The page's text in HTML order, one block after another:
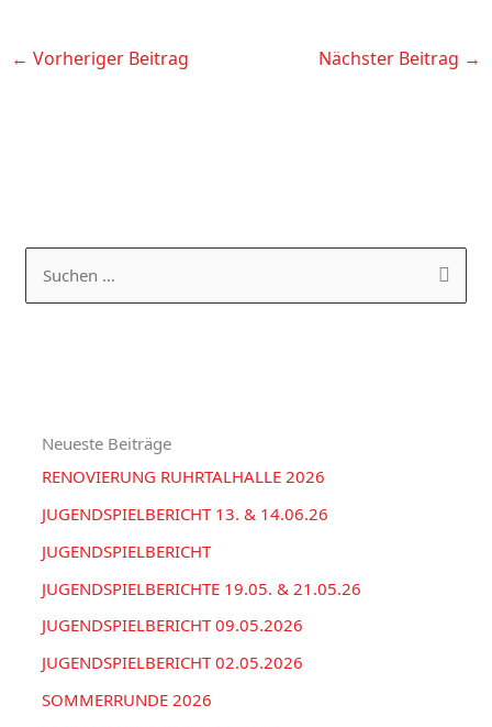
← Vorheriger Beitrag Nächster Beitrag →
Neueste Beiträge
RENOVIERUNG RUHRTALHALLE 2026
JUGENDSPIELBERICHT 13. & 14.06.26
JUGENDSPIELBERICHT
JUGENDSPIELBERICHTE 19.05. & 21.05.26
JUGENDSPIELBERICHT 09.05.2026
JUGENDSPIELBERICHT 02.05.2026
SOMMERRUNDE 2026